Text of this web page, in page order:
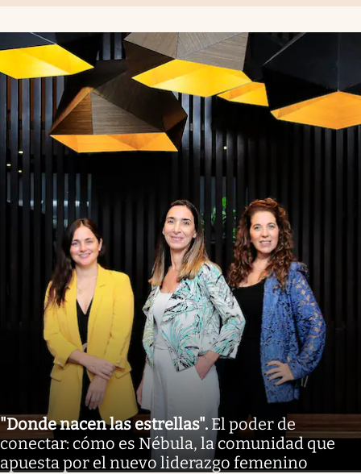
"Donde nacen las estrellas". El poder de
conectar: cómo es Nébula, la comunidad que
apuesta por el nuevo liderazgo femenino